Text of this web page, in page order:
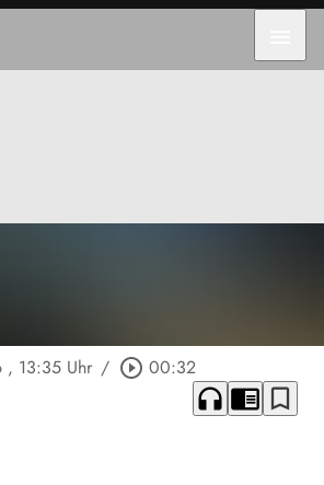
, 13:35 Uhr / play_circle_outline 00:32
headphones chrome_reader_mode bookmark_border